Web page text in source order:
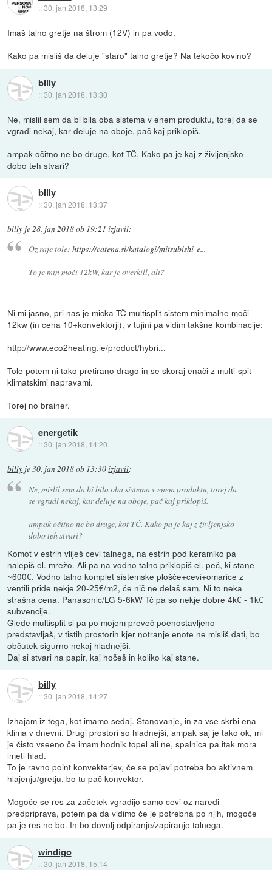
::30. jan 2018, 13:29
Imaš talno gretje na štrom (12V) in pa vodo.
Kako pa misliš da deluje "staro" talno gretje? Na tekočo kovino?
billy
::30. jan 2018, 13:30
Ne, mislil sem da bi bila oba sistema v enem produktu, torej da se
vgradi nekaj, kar deluje na oboje, pač kaj priklopiš.
ampak očitno ne bo druge, kot TČ. Kako pa je kaj z življenjsko
dobo teh stvari?
billy
::30. jan 2018, 13:37
billy je28. jan 2018 ob 19:21 izjavil:
Oz raje tole: https://catena.si/katalogi/mitsubishi-e...
To je min moči 12kW, kar je overkill, ali?
Ni mi jasno, pri nas je micka TČ multisplit sistem minimalne moči
12kw (in cena 10+konvektorji), v tujini pa vidim takšne kombinacije:
http://www.eco2heating.ie/product/hybri...
Tole potem ni tako pretirano drago in se skoraj enači z multi-spit
klimatskimi napravami.
Torej no brainer.
energetik
::30. jan 2018, 14:20
billy je30. jan 2018 ob 13:30izjavil:
Ne, mislil sem da bi bila oba sistema v enem produktu, torej da
se vgradi nekaj, kar deluje na oboje, pač kaj priklopiš.
ampak očitno ne bo druge, kot TČ. Kako pa je kaj z življenjsko
dobo teh stvari?
Komot v estrih vliješ cevi talnega, na estrih pod keramiko pa
nalepiš el. mrežo. Ali pa na vodno talno priklopiš el. peč, ki stane
~600€. Vodno talno komplet sistemske plošče+cevi+omarice z
ventili pride nekje 20-25€/m2, če nič ne delaš sam. Ni to neka
strašna cena. Panasonic/LG 5-6kW Tč pa so nekje dobre 4k€ - 1k€
subvencije.
Glede multisplit si pa po mojem preveč poenostavljeno
predstavljaš, v tistih prostorih kjer notranje enote ne misliš dati, bo
občutek sigurno nekaj hladnejši.
Daj si stvari na papir, kaj hočeš in koliko kaj stane.
billy
::30. jan 2018, 14:27
Izhajam iz tega, kot imamo sedaj. Stanovanje, in za vse skrbi ena
klima v dnevni. Drugi prostori so hladnejši, ampak saj je tako ok, mi
je čisto vseeno če imam hodnik topel ali ne, spalnica pa itak mora
imeti hlad.
To je ravno point konvekterjev, če se pojavi potreba bo aktivnem
hlajenju/gretju, bo tu pač konvektor.
Mogoče se res za začetek vgradijo samo cevi oz naredi
predpriprava, potem pa da vidimo če je potrebna po njih, mogoče
pa je res ne bo. In bo dovolj odpiranje/zapiranje talnega.
windigo
::30. jan 2018, 15:14